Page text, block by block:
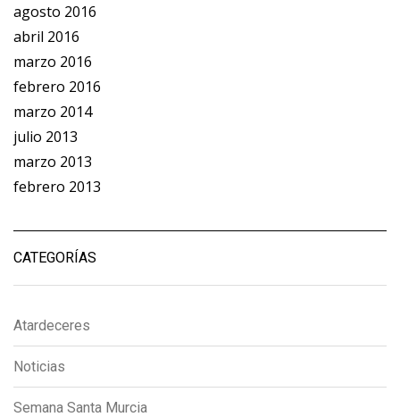
agosto 2016
abril 2016
marzo 2016
febrero 2016
marzo 2014
julio 2013
marzo 2013
febrero 2013
CATEGORÍAS
Atardeceres
Noticias
Semana Santa Murcia